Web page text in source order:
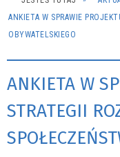
ANKIETA W SPRAWIE
OBYWATELSKIEGO
ANKIETA W
STRATEGII